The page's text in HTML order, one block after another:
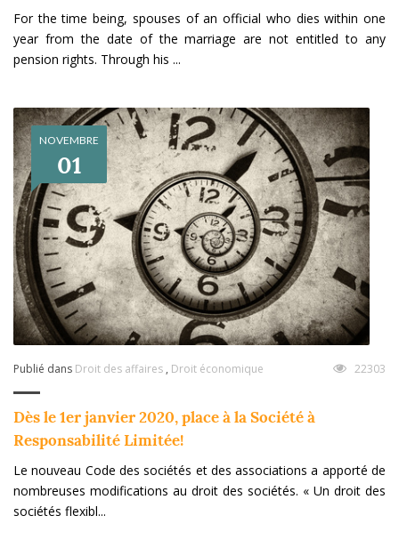
For the time being, spouses of an official who dies within one
year from the date of the marriage are not entitled to any
pension rights. Through his ...
NOVEMBRE
01
Publié dans Droit des affaires, Droit économique 22303
Dès le 1er janvier 2020, place à la Société à
Responsabilité Limitée!
Le nouveau Code des sociétés et des associations a apporté de
nombreuses modifications au droit des sociétés. « Un droit des
sociétés flexibl...